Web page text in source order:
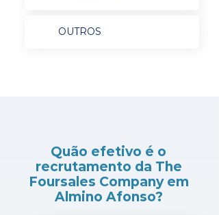
OUTROS
Quão efetivo é o
recrutamento da The
Foursales Company em
Almino Afonso?